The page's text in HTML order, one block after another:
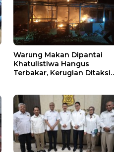
Warung Makan Dipantai
Khatulistiwa Hangus
Terbakar, Kerugian Ditaksir